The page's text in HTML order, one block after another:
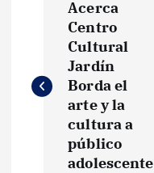
v
Acerca
Centro
Cultural
Jardín
Borda el
arte y la
cultura a
público
adolescente